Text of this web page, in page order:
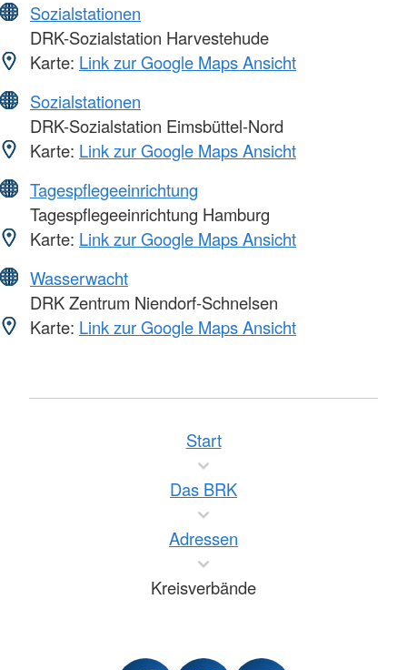
Sozialstationen
DRK-Sozialstation Harvestehude
Karte: Link zur Google Maps Ansicht
Sozialstationen
DRK-Sozialstation Eimsbüttel-Nord
Karte: Link zur Google Maps Ansicht
Tagespflegeeinrichtung
Tagespflegeeinrichtung Hamburg
Karte: Link zur Google Maps Ansicht
Wasserwacht
DRK Zentrum Niendorf-Schnelsen
Karte: Link zur Google Maps Ansicht
Start
Das BRK
Adressen
Kreisverbände